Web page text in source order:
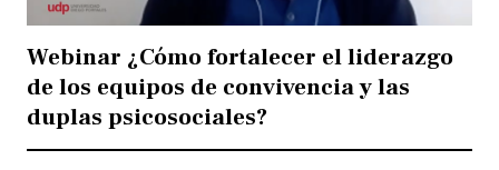
Webinar ¿Cómo fortalecer el liderazgo
de los equipos de convivencia y las
duplas psicosociales?